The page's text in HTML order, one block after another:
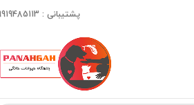
پشتیبانی : 09919485113